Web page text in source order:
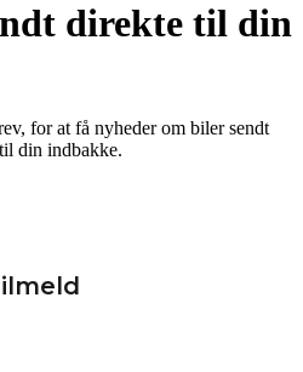
direkte til din
for at få nyheder om biler sendt
din indbakke.